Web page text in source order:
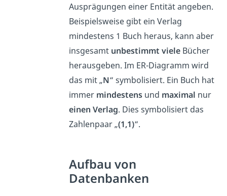
Ausprägungen einer Entität angeben.
Beispielsweise gibt ein Verlag
mindestens 1 Buch heraus, kann aber
insgesamt unbestimmt vieleBücher
herausgeben. Im ER-Diagramm wird
das mit „N“ symbolisiert. Ein Buch hat
immer mindestensund maximal nur
einen Verlag. Dies symbolisiert das
Zahlenpaar „(1,1)“.
Aufbau von
Datenbanken